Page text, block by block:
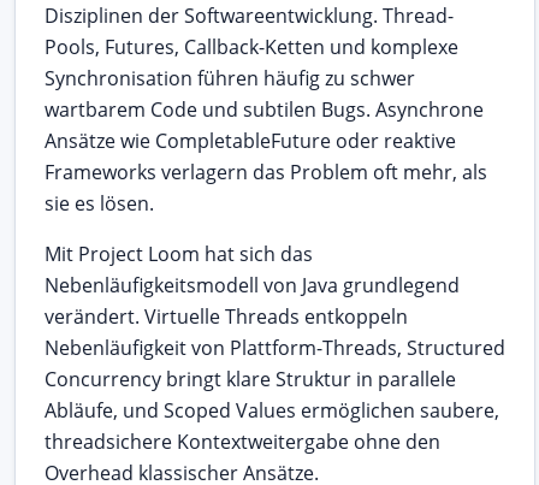
Disziplinen der Softwareentwicklung. Thread-
Pools, Futures, Callback-Ketten und komplexe
Synchronisation führen häufig zu schwer
wartbarem Code und subtilen Bugs. Asynchrone
Ansätze wie CompletableFuture oder reaktive
Frameworks verlagern das Problem oft mehr, als
sie es lösen.
Mit Project Loom hat sich das
Nebenläufigkeitsmodell von Java grundlegend
verändert. Virtuelle Threads entkoppeln
Nebenläufigkeit von Plattform-Threads, Structured
Concurrency bringt klare Struktur in parallele
Abläufe, und Scoped Values ermöglichen saubere,
threadsichere Kontextweitergabe ohne den
Overhead klassischer Ansätze.